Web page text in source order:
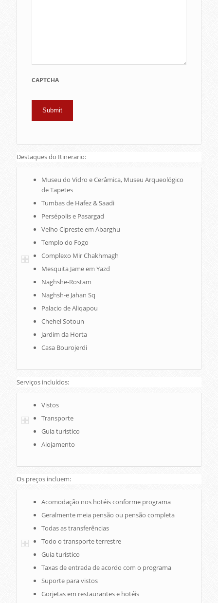
CAPTCHA
Destaques do Itinerario:
Museu do Vidro e Cerâmica, Museu Arqueológico
de Tapetes
Tumbas de Hafez & Saadi
Persépolis e Pasargad
Velho Cipreste em Abarghu
Templo do Fogo
Complexo Mir Chakhmagh
Mesquita Jame em Yazd
Naghshe-Rostam
Naghsh-e Jahan Sq
Palacio de Aliqapou
Chehel Sotoun
Jardim da Horta
Casa Bourojerdi
Serviços incluídos:
Vistos
Transporte
Guia turístico
Alojamento
Os preços incluem:
Acomodação nos hotéis conforme programa
Geralmente meia pensão ou pensão completa
Todas as transferências
Todo o transporte terrestre
Guia turístico
Taxas de entrada de acordo com o programa
Suporte para vistos
Gorjetas em restaurantes e hotéis